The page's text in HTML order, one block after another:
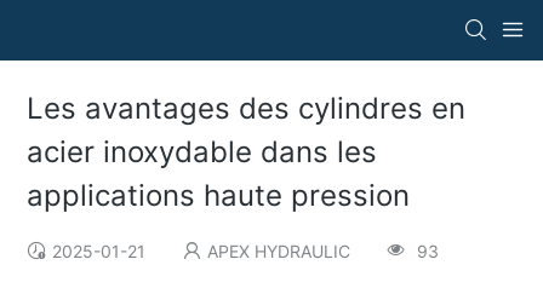
Les avantages des cylindres en
acier inoxydable dans les
applications haute pression
2025-01-21 APEX HYDRAULIC 93